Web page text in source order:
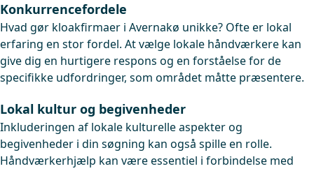
Konkurrencefordele
Hvad gør kloakfirmaer i Avernakø unikke? Ofte er lokal
erfaring en stor fordel. At vælge lokale håndværkere kan
give dig en hurtigere respons og en forståelse for de
specifikke udfordringer, som området måtte præsentere.
Lokal kultur og begivenheder
Inkluderingen af lokale kulturelle aspekter og
begivenheder i din søgning kan også spille en rolle.
Håndværkerhjælp kan være essentiel i forbindelse med